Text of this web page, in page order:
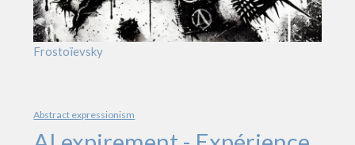
Frostoïevsky
Abstract expressionism